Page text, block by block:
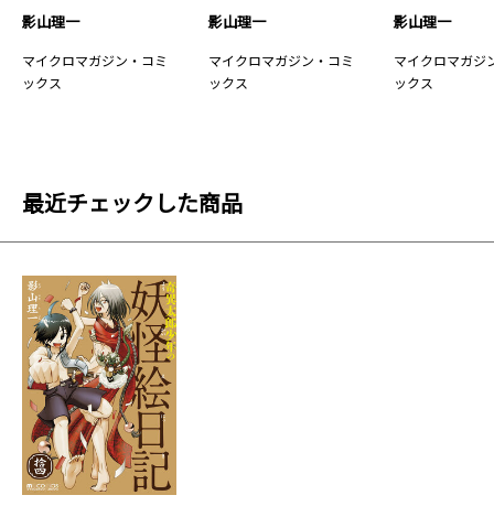
影山理一
マイクロマガジン・コミ
ックス
影山理一
マイクロマガジン・コミ
ックス
影山理一
マイクロマガジ
ックス
最近チェックした商品